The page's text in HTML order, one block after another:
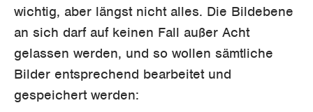
wichtig, aber längst nicht alles. Die Bildebene
an sich darf auf keinen Fall außer Acht
gelassen werden, und so wollen sämtliche
Bilder entsprechend bearbeitet und
gespeichert werden: